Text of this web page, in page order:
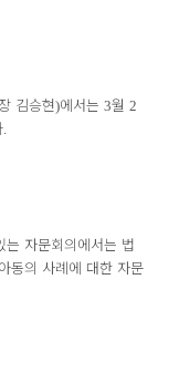
김승현)에서는 3월 2
.
자문회의에서는 법
동의 사례에 대한 자문